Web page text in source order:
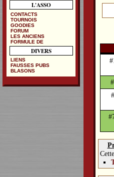
L'ASSO
CONTACTS
TOURNOIS
GOODIES
FORUM
LES ANCIENS
FORMULE DE
DIVERS
LIENS
FAUSSES PUBS
BLASONS